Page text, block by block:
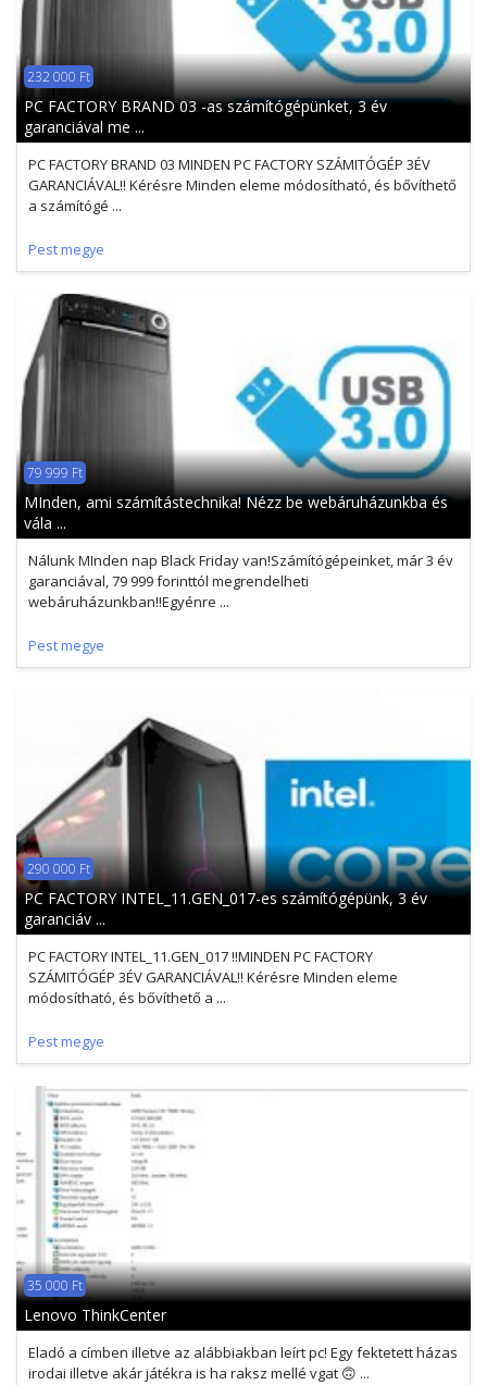
232 000 Ft
PC FACTORY BRAND 03 -as számítógépünket, 3 év
garanciával me ...
PC FACTORY BRAND 03 MINDEN PC FACTORY SZÁMITÓGÉP 3ÉV
GARANCIÁVAL!! Kérésre Minden eleme módosítható, és bővíthető
a számítógé ...
Pest megye
79 999 Ft
MInden, ami számítástechnika! Nézz be webáruházunkba és
vála ...
Nálunk MInden nap Black Friday van!Számítógépeinket, már 3 év
garanciával, 79 999 forinttól megrendelheti
webáruházunkban!!Egyénre ...
Pest megye
290 000 Ft
PC FACTORY INTEL_11.GEN_017-es számítógépünk, 3 év
garanciáv ...
PC FACTORY INTEL_11.GEN_017 !!MINDEN PC FACTORY
SZÁMITÓGÉP 3ÉV GARANCIÁVAL!! Kérésre Minden eleme
módosítható, és bővíthető a ...
Pest megye
35 000 Ft
Lenovo ThinkCenter
Eladó a címben illetve az alábbiakban leírt pc! Egy fektetett házas
irodai illetve akár játékra is ha raksz mellé vgat 🙃 ...